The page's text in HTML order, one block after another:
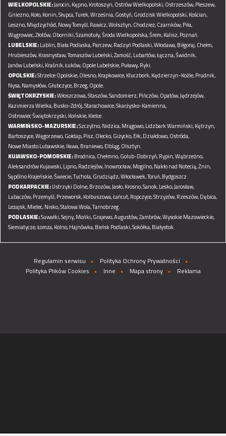
WIELKOPOLSKIE:Jarocin,Kępno,Krotoszyn,Ostrów Wielkopolski,Ostrzeszów,Pleszew,
Gniezno,Koło,Konin,Słupca,Turek,Września,Gostyń,Grodzisk Wielkopolski,Kościan,
Leszno,Międzychód,Nowy Tomyśl,Rawicz,Wolsztyn,Chodzież,Czarnków,Piła,
Wągrowiec,Złotów,Oborniki,Szamotuły,Środa Wielkopolska,Śrem,Kalisz,Poznań.
LUBELSKIE:Lublin,Biała Podlaska,Parczew,Radzyń Podlaski,Włodawa,Biłgoraj,Chełm,
Hrubieszów,Krasnystaw,Tomaszów Lubelski,Zamość,Lubartów,Łęczna,Świdnik,
Janów Lubelski,Kraśnik,Łuków,Opole Lubelskie,Puławy,Ryki.
OPOLSKIE:Strzelce Opolskie,Olesno,Krapkowice,Kluczbork,Kędzierzyn-Koźle,Prudnik,
Nysa,Namysłów,Głubczyce,Brzeg,Opole.
ŚWIĘTOKRZYSKIE:Włoszczowa,Staszów,Sandomierz,Pińczów,Opatów,Jędrzejów,
Kazimierza Wielka,Busko-Zdrój,Starachowice,Skarżysko-Kamienna,
Ostrowiec Świętokrzyski,Końskie,Kielce.
WARMIŃSKO-MAZURSKIE:Szczytno,Nidzica,Mrągowo,Lidzbark Warmiński,Kętrzyn,
Bartoszyce,Węgorzewo,Gołdap,Pisz,Olecko,Giżycko,Ełk,Działdowo,Ostróda,
Nowe Miasto Lubawskie,Iława,Braniewo,Elbląg,Olsztyn.
KUJAWSKO-POMORSKIE:Brodnica,Chełmno,Golub-Dobrzyń,Rypin,Wąbrzeźno,
Aleksandrów Kujawski,Lipno,Radziejów,Inowrocław,Mogilno,Nakło nad Notecią,Żnin,
Sępólno Krajeńskie,Świecie,Tuchola,Grudziądz,Włocławek,Toruń,Bydgoszcz.
PODKARPACKIE:Ustrzyki Dolne,Brzozów,Jasło,Krosno,Sanok,Lesko,Jarosław,
Lubaczów,Przemyśl,Przeworsk,Kolbuszowa,Łańcut,Ropczyce,Strzyżów,Rzeszów,Dębica,
Leżajsk,Mielec,Nisko,Stalowa Wola,Tarnobrzeg.
PODLASKIE:Suwałki,Sejny,Mońki,Grajewo,Augustów,Zambrów,Wysokie Mazowieckie,
Siemiatycze,Łomża,Kolno,Hajnówka,Bielsk Podlaski,Sokółka,Białystok.
Regulamin serwisu
Polityka Ochrony Prywatności
Polityka Plików Cookies
Inne Mapa strony Reklama